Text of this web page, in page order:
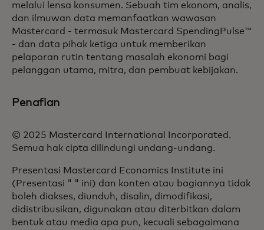
melalui lensa konsumen. Sebuah tim ekonom, analis,
dan ilmuwan data memanfaatkan wawasan
Mastercard - termasuk Mastercard SpendingPulse™
- dan data pihak ketiga untuk memberikan
pelaporan rutin tentang masalah ekonomi bagi
pelanggan utama, mitra, dan pembuat kebijakan.
Penafian
© 2025 Mastercard International Incorporated.
Semua hak cipta dilindungi undang-undang.
Presentasi Mastercard Economics Institute ini
(Presentasi " " ini) dan konten atau bagiannya tidak
boleh diakses, diunduh, disalin, dimodifikasi,
didistribusikan, digunakan atau diterbitkan dalam
bentuk atau media apa pun, kecuali sebagaimana